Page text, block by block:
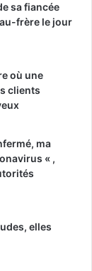
sa fiancée
frère le jour
où une
clients
ma
« ,
elles